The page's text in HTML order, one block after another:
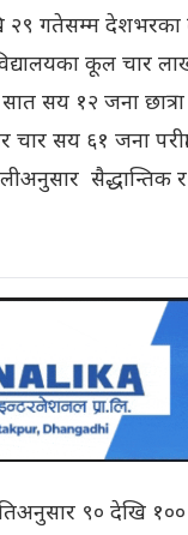
गतेसम्म देशभरका दुई
कूल चार
सय १२ जना छात्रा
चार सय ६१ जना
सैद्धान्तिक र
९० देखि